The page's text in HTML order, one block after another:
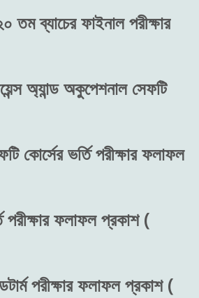
তম ব্যাচের ফাইনাল পরীক্ষার
অ্যান্ড অকুপেশনাল সেফটি
কোর্সের ভর্তি পরীক্ষার ফলাফল
পরীক্ষার ফলাফল প্রকাশ (
পরীক্ষার ফলাফল প্রকাশ (